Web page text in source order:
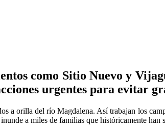
como Sitio Nuevo y
urgentes para evitar
a orilla del río Magdalena. Así trabajan los
a miles de familias que históricamente